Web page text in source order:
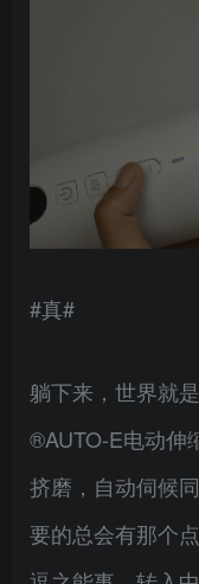
#真#
躺下来，世界就
®AUTO-E电动伸
挤磨，自动伺候
要的总会有那个